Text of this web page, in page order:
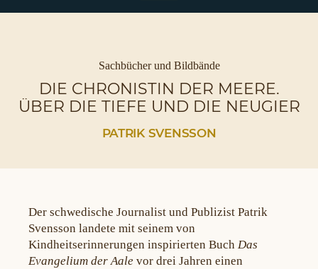
Die
Inseln
|
Café
Sassnitz
Kategorien
Sachbücher und Bildbände
DIE CHRONISTIN DER MEERE.
ÜBER DIE TIEFE UND DIE NEUGIER
PATRIK SVENSSON
Der schwedische Journalist und Publizist Patrik
Svensson landete mit seinem von
Kindheitserinnerungen inspirierten Buch Das
Evangelium der Aale vor drei Jahren einen